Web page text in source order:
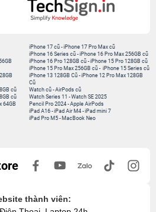
iPhone 17 cũ -iPhone 17 Pro Max cũ
iPhone 16 Series cũ - iPhone 16 Pro Max 256GB cũ
iPhone 16 Pro 128GB cũ -iPhone 15 Pro 128GB cũ
iPhone 15 Pro Max 256GB cũ - iPhone 15 Series cũ
cũ
cũ
64GB
iPhone 13 128GB Cũ -iPhone 12 Pro Max 128GB
Cũ
Watch cũ -AirPods cũ
Watch Series 11 -Watch SE 2025
Pencil Pro 2024 -Apple AirPods
iPad A16 -iPad Air M4 -iPad mini 7
iPad Pro M5 - MacBook Neo
thành viên: